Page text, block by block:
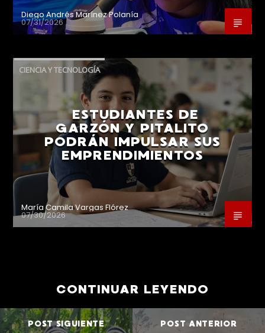
Diego Andrés Marínez Polanía
07/31/2026
CIENCIA Y TECNOLOGÍA
ESTUDIANTES DE
GARZÓN Y PITALITO
PODRÁN IMPULSAR SUS
EMPRENDIMIENTOS
María Camila Vargas Flórez
07/30/2026
CONTINUAR LEYENDO
POST SIGUIENTE POST ANTERIOR